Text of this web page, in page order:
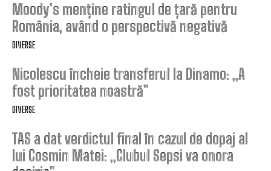
Moody’s menține ratingul de țară pentru
România, având o perspectivă negativă
DIVERSE
Nicolescu încheie transferul la Dinamo: „A
fost prioritatea noastră”
DIVERSE
TAS a dat verdictul final în cazul de dopaj al
lui Cosmin Matei: „Clubul Sepsi va onora